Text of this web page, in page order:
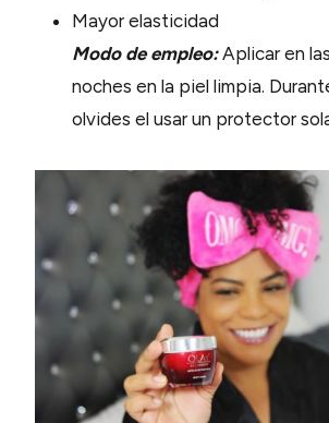
Mayor elasticidad
Modo de empleo: Aplicar en
noches en la piel limpia.
olvides el usar un protector